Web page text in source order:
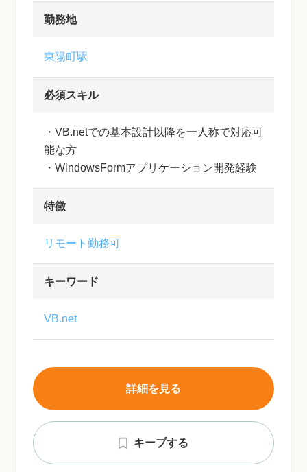
勤務地
東陽町駅
必須スキル
・VB.netでの基本設計以降を一人称で対応可
能な方
・WindowsFormアプリケーション開発経験
特徴
リモート勤務可
キーワード
VB.net
キープする
詳細を見る